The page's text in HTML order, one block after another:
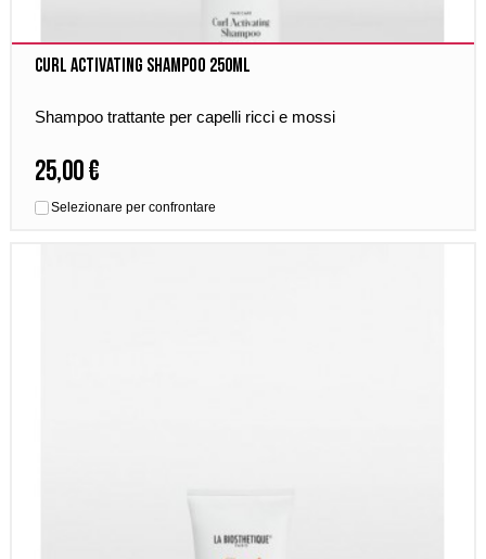
Curl Activating Shampoo 250ml
Shampoo trattante per capelli ricci e mossi
25,00 €
Selezionare per confrontare